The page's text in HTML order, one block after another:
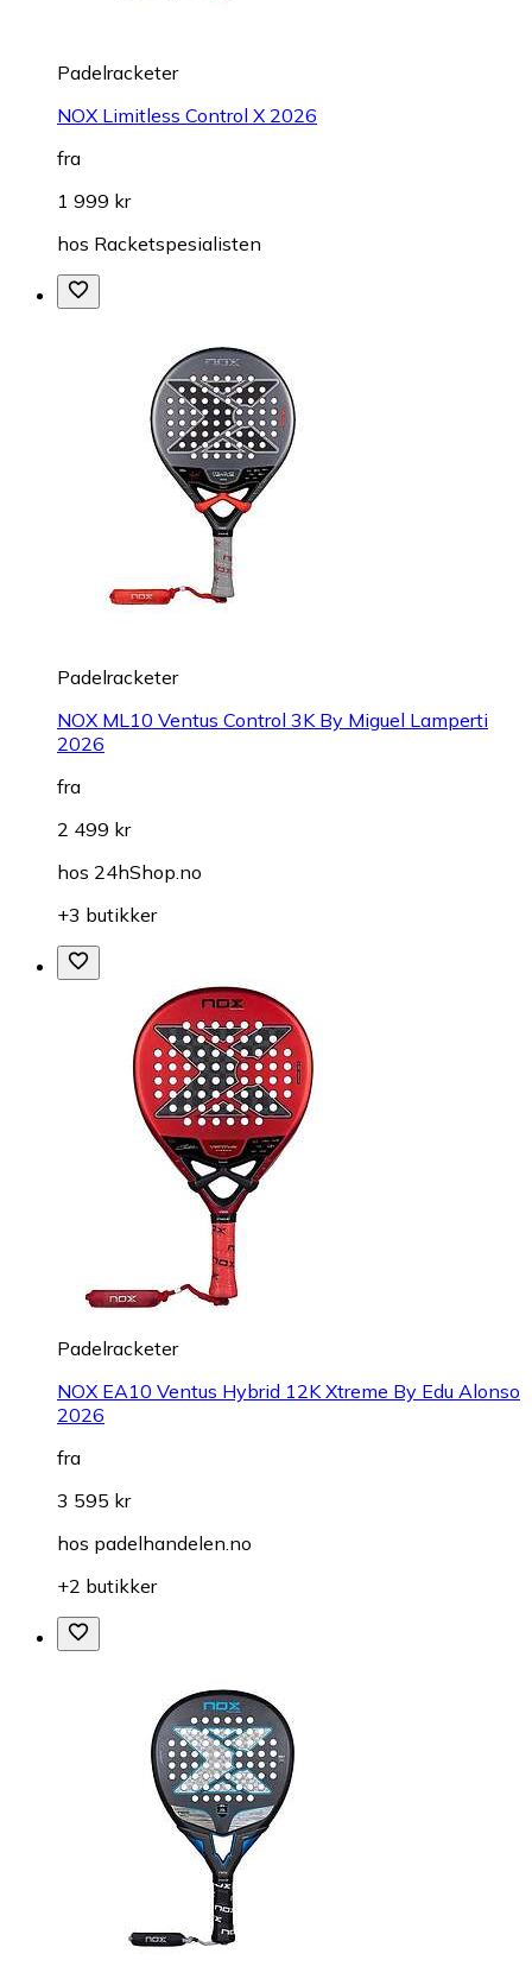
Padelracketer
NOX Limitless Control X 2026
fra
1 999 kr
hos Racketspesialisten
Padelracketer
NOX ML10 Ventus Control 3K By Miguel Lamperti
2026
fra
2 499 kr
hos 24hShop.no
+3 butikker
Padelracketer
NOX EA10 Ventus Hybrid 12K Xtreme By Edu Alonso
2026
fra
3 595 kr
hos padelhandelen.no
+2 butikker